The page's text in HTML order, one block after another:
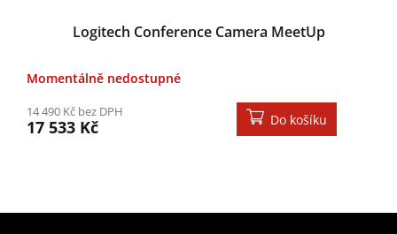
Logitech Conference Camera MeetUp
Momentálně nedostupné
14 490 Kč bez DPH
17 533 Kč Do košíku
Zápatí